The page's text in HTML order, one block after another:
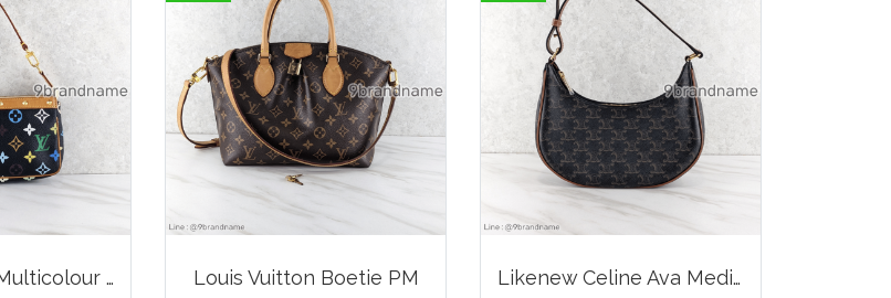
Louis Vuitton Multicolour Pochette Canvas Louis Vuitton Boetie PM Likenew Celine Ava Medium Triomphe Canvas